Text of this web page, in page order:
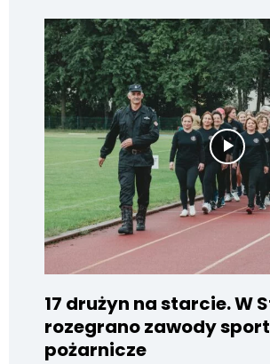
17 drużyn na starcie. W
rozegrano zawody
pożarnicze